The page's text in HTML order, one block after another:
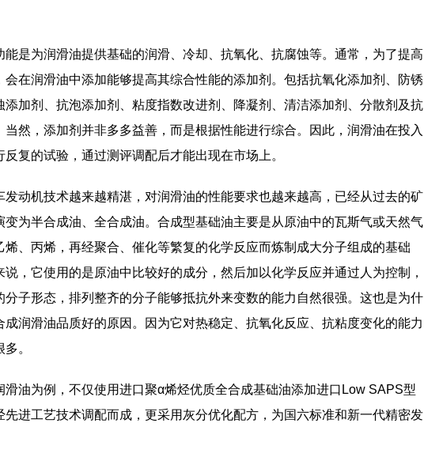
能是为润滑油提供基础的润滑、冷却、抗氧化、抗腐蚀等。通常，为了提高
会在润滑油中添加能够提高其综合性能的添加剂。包括抗氧化添加剂、防锈
添加剂、抗泡添加剂、粘度指数改进剂、降凝剂、清洁添加剂、分散剂及抗
当然，添加剂并非多多益善，而是根据性能进行综合。因此，润滑油在投入
复的试验，通过测评调配后才能出现在市场上。
发动机技术越来越精湛，对润滑油的性能要求也越来越高，已经从过去的矿
变为半合成油、全合成油。合成型基础油主要是从原油中的瓦斯气或天然气
烯、丙烯，再经聚合、催化等繁复的化学反应而炼制成大分子组成的基础
说，它使用的是原油中比较好的成分，然后加以化学反应并通过人为控制，
分子形态，排列整齐的分子能够抵抗外来变数的能力自然很强。这也是为什
成润滑油品质好的原因。因为它对热稳定、抗氧化反应、抗粘度变化的能力
。
滑油为例，不仅使用进口聚α烯烃优质全合成基础油添加进口Low SAPS型
先进工艺技术调配而成，更采用灰分优化配方，为国六标准和新一代精密发